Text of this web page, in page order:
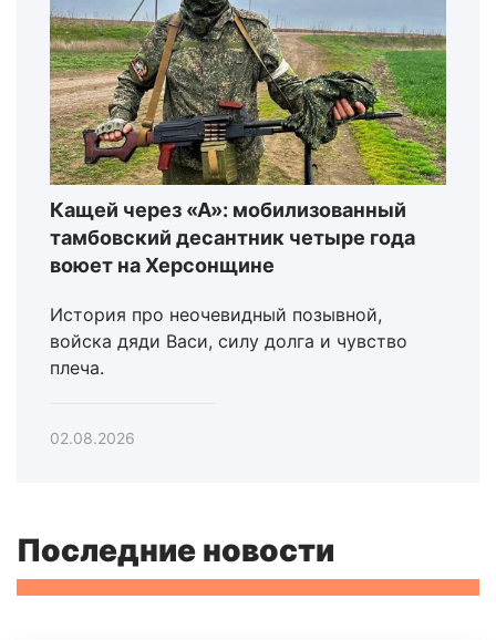
Кащей через «А»: мобилизованный
тамбовский десантник четыре года
воюет на Херсонщине
История про неочевидный позывной,
войска дяди Васи, силу долга и чувство
плеча.
02.08.2026
Последние новости